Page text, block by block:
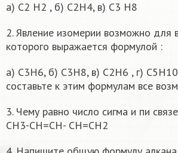
а) С2 Н2 , б) С2Н4, в) С3 Н8
2. Явление изомерии возможно для
которого выражается формулой :
а) С3Н6, б) С3Н8, в) С2Н6 , г)
составьте к этим формулам все
3. Чему равно число сигма и пи
СН3-СН=СН- СН=СН2